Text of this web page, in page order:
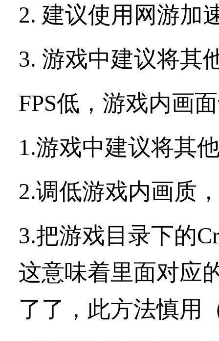
2. 建议使用网游加
3. 游戏中建议将其
FPS低，游戏内画
1.游戏中建议将其
2.调低游戏内画质
3.把游戏目录下的
这意味着里面对应
了了，此方法慎用